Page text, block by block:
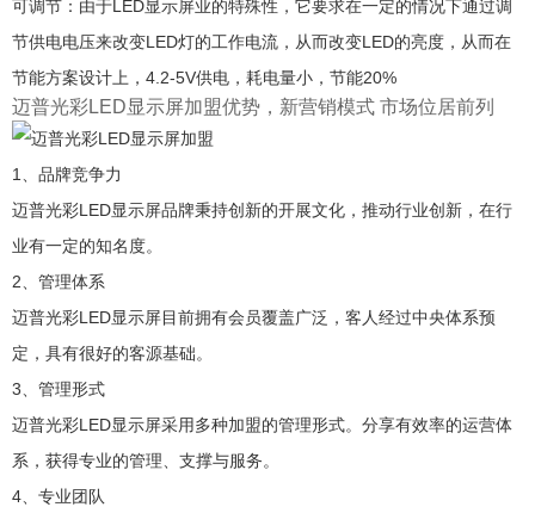
可调节：由于LED显示屏业的特殊性，它要求在一定的情况下通过调
节供电电压来改变LED灯的工作电流，从而改变LED的亮度，从而在
节能方案设计上，4.2-5V供电，耗电量小，节能20%
迈普光彩LED显示屏加盟优势，新营销模式 市场位居前列
1、品牌竞争力
迈普光彩LED显示屏品牌秉持创新的开展文化，推动行业创新，在行
业有一定的知名度。
2、管理体系
迈普光彩LED显示屏目前拥有会员覆盖广泛，客人经过中央体系预
定，具有很好的客源基础。
3、管理形式
迈普光彩LED显示屏采用多种加盟的管理形式。分享有效率的运营体
系，获得专业的管理、支撑与服务。
4、专业团队